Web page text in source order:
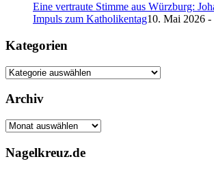
Eine vertraute Stimme aus Würzburg:
Impuls zum Katholikentag10. Mai 2026 -
Kategorien
Kategorien
Archiv
Archiv
Nagelkreuz.de